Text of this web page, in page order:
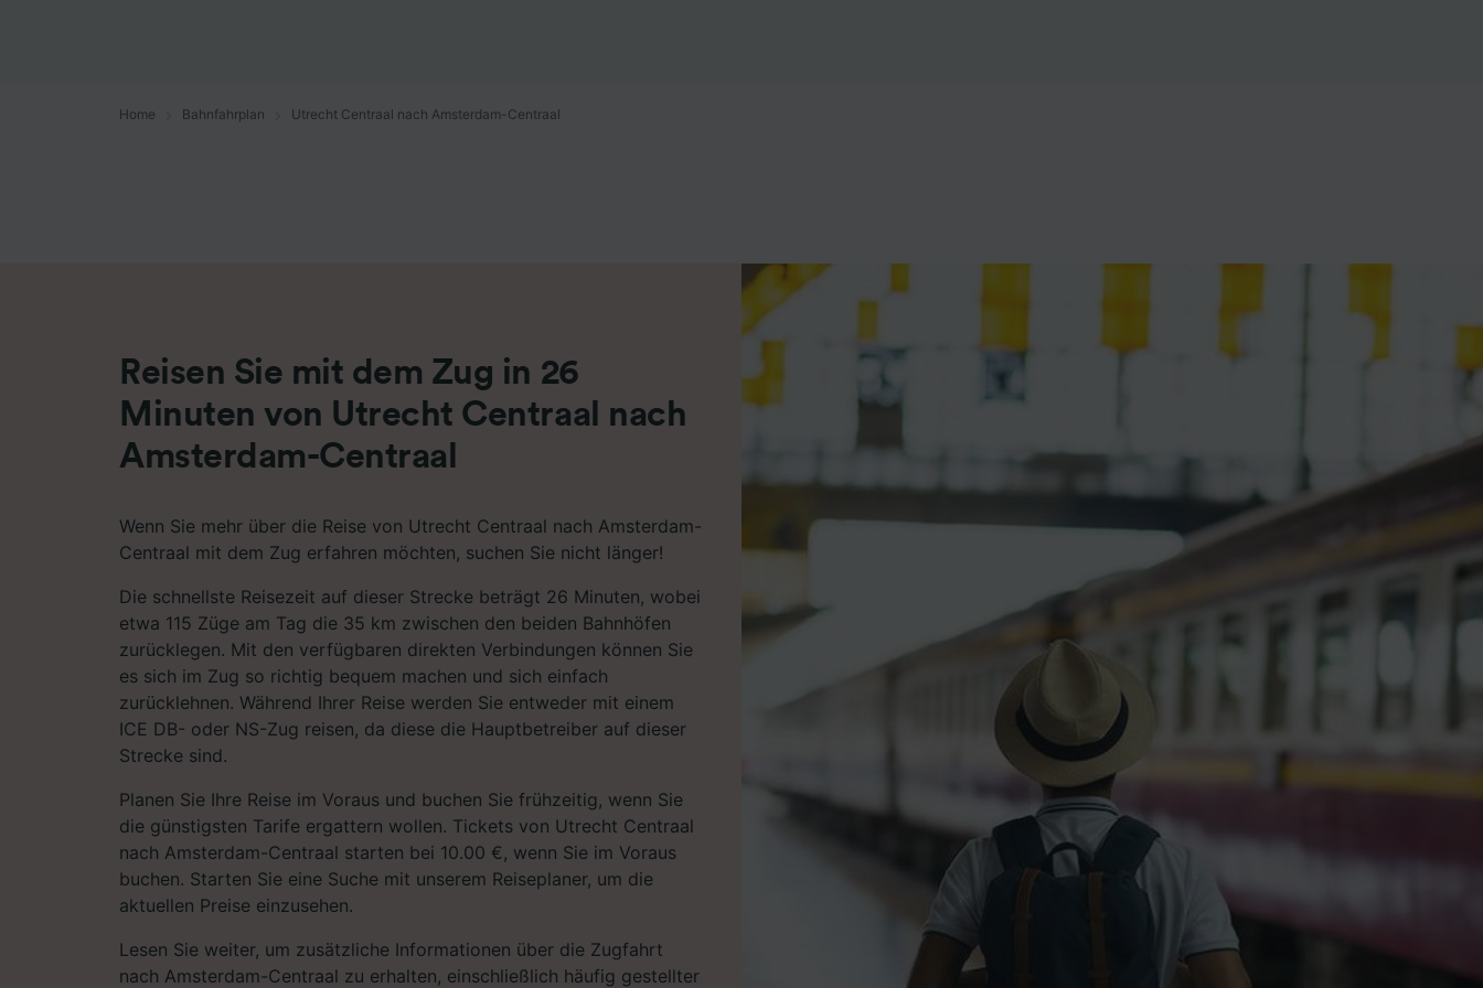
Home Bahnfahrplan Utrecht Centraal nach Amsterdam-Centraal
Reisen Sie mit dem Zug in 26
Minuten von Utrecht Centraal nach
Amsterdam-Centraal
Wenn Sie mehr über die Reise von Utrecht Centraal nach Amsterdam-
Centraal mit dem Zug erfahren möchten, suchen Sie nicht länger!
Die schnellste Reisezeit auf dieser Strecke beträgt 26 Minuten, wobei
etwa 115 Züge am Tag die 35 km zwischen den beiden Bahnhöfen
zurücklegen. Mit den verfügbaren direkten Verbindungen können Sie
es sich im Zug so richtig bequem machen und sich einfach
zurücklehnen. Während Ihrer Reise werden Sie entweder mit einem
ICE DB- oder NS-Zug reisen, da diese die Hauptbetreiber auf dieser
Strecke sind.
Planen Sie Ihre Reise im Voraus und buchen Sie frühzeitig, wenn Sie
die günstigsten Tarife ergattern wollen. Tickets von Utrecht Centraal
nach Amsterdam-Centraal starten bei 10.00 €, wenn Sie im Voraus
buchen. Starten Sie eine Suche mit unserem Reiseplaner, um die
aktuellen Preise einzusehen.
Lesen Sie weiter, um zusätzliche Informationen über die Zugfahrt
nach Amsterdam-Centraal zu erhalten, einschließlich häufig gestellter